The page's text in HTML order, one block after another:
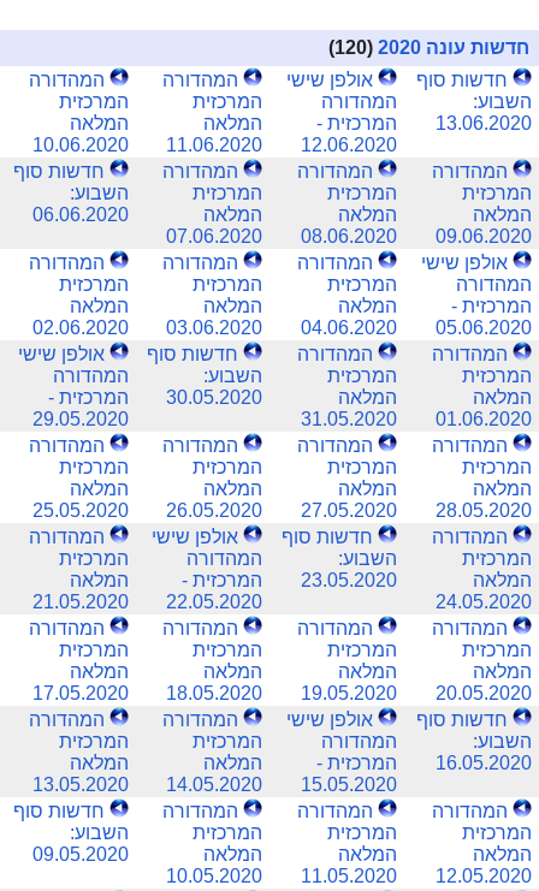
חדשות עונה 2020
(120)
חדשות סוף
השבוע:
13.06.2020
אולפן שישי
המהדורה
המרכזית -
12.06.2020
המהדורה
המרכזית
המלאה
11.06.2020
המהדורה
המרכזית
המלאה
10.06.2020
המהדורה
המרכזית
המלאה
09.06.2020
המהדורה
המרכזית
המלאה
08.06.2020
המהדורה
המרכזית
המלאה
07.06.2020
חדשות סוף
השבוע:
06.06.2020
אולפן שישי
המהדורה
המרכזית -
05.06.2020
המהדורה
המרכזית
המלאה
04.06.2020
המהדורה
המרכזית
המלאה
03.06.2020
המהדורה
המרכזית
המלאה
02.06.2020
המהדורה
המרכזית
המלאה
01.06.2020
המהדורה
המרכזית
המלאה
31.05.2020
חדשות סוף
השבוע:
30.05.2020
אולפן שישי
המהדורה
המרכזית -
29.05.2020
המהדורה
המרכזית
המלאה
28.05.2020
המהדורה
המרכזית
המלאה
27.05.2020
המהדורה
המרכזית
המלאה
26.05.2020
המהדורה
המרכזית
המלאה
25.05.2020
המהדורה
המרכזית
המלאה
24.05.2020
חדשות סוף
השבוע:
23.05.2020
אולפן שישי
המהדורה
המרכזית -
22.05.2020
המהדורה
המרכזית
המלאה
21.05.2020
המהדורה
המרכזית
המלאה
20.05.2020
המהדורה
המרכזית
המלאה
19.05.2020
המהדורה
המרכזית
המלאה
18.05.2020
המהדורה
המרכזית
המלאה
17.05.2020
חדשות סוף
השבוע:
16.05.2020
אולפן שישי
המהדורה
המרכזית -
15.05.2020
המהדורה
המרכזית
המלאה
14.05.2020
המהדורה
המרכזית
המלאה
13.05.2020
המהדורה
המרכזית
המלאה
12.05.2020
המהדורה
המרכזית
המלאה
11.05.2020
המהדורה
המרכזית
המלאה
10.05.2020
חדשות סוף
השבוע:
09.05.2020